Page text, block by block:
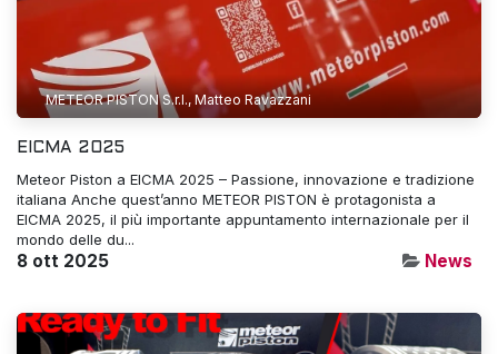
METEOR PISTON S.r.l., Matteo Ravazzani
EICMA 2025
Meteor Piston a EICMA 2025 – Passione, innovazione e tradizione
italiana Anche quest’anno METEOR PISTON è protagonista a
EICMA 2025, il più importante appuntamento internazionale per il
mondo delle du...
8 ott 2025 News